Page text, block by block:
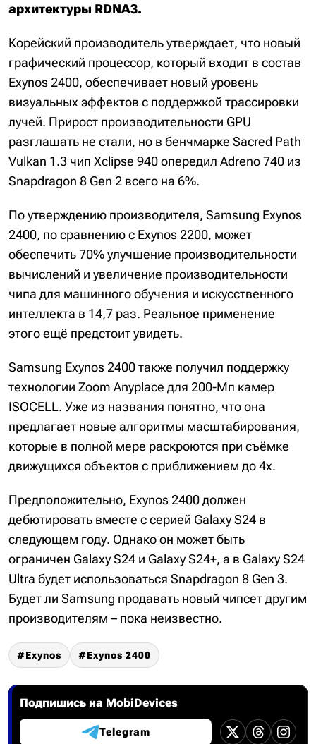
архитектуры RDNA3.
Корейский производитель утверждает, что новый
графический процессор, который входит в состав
Exynos 2400, обеспечивает новый уровень
визуальных эффектов с поддержкой трассировки
лучей. Прирост производительности GPU
разглашать не стали, но в бенчмарке Sacred Path
Vulkan 1.3 чип Xclipse 940 опередил Adreno 740 из
Snapdragon 8 Gen 2 всего на 6%.
По утверждению производителя, Samsung Exynos
2400, по сравнению с Exynos 2200, может
обеспечить 70% улучшение производительности
вычислений и увеличение производительности
чипа для машинного обучения и искусственного
интеллекта в 14,7 раз. Реальное применение
этого ещё предстоит увидеть.
Samsung Exynos 2400 также получил поддержку
технологии Zoom Anyplace для 200-Мп камер
ISOCELL. Уже из названия понятно, что она
предлагает новые алгоритмы масштабирования,
которые в полной мере раскроются при съёмке
движущихся объектов с приближением до 4х.
Предположительно, Exynos 2400 должен
дебютировать вместе с серией Galaxy S24 в
следующем году. Однако он может быть
ограничен Galaxy S24 и Galaxy S24+, а в Galaxy S24
Ultra будет использоваться Snapdragon 8 Gen 3.
Будет ли Samsung продавать новый чипсет другим
производителям – пока неизвестно.
Exynos Exynos 2400
Подпишись на MobiDevices
Telegram